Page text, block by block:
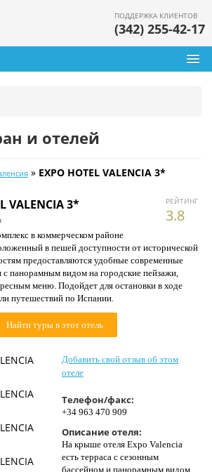
ПОДДЕРЖКА КЛИЕНТОВ
(342) 255-42-17
и отелей
» EXPO HOTEL VALENCIA 3*
РЕЙТИНГ
3.8
VALENCIA 3*
в коммерческом районе
в пешей доступности от исторической
предоставляются удобные современные
с панорамным видом на городские пейзажи,
меню. Подойдет для остановки в ходе
путешествий по Испании.
Найти туры в этот отель
Добавить свой отзыв об этом
отеле
Телефон/факс:
+34 963 470 909
Описание отеля:
На крыше отеля Expo Valencia
есть терраса с сезонным
бассейном и панорамным видом